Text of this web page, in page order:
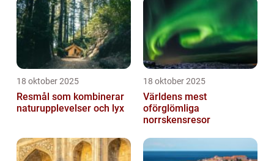
18 oktober 2025
Resmål som kombinerar
naturupplevelser och lyx
18 oktober 2025
Världens mest
oförglömliga
norrskensresor